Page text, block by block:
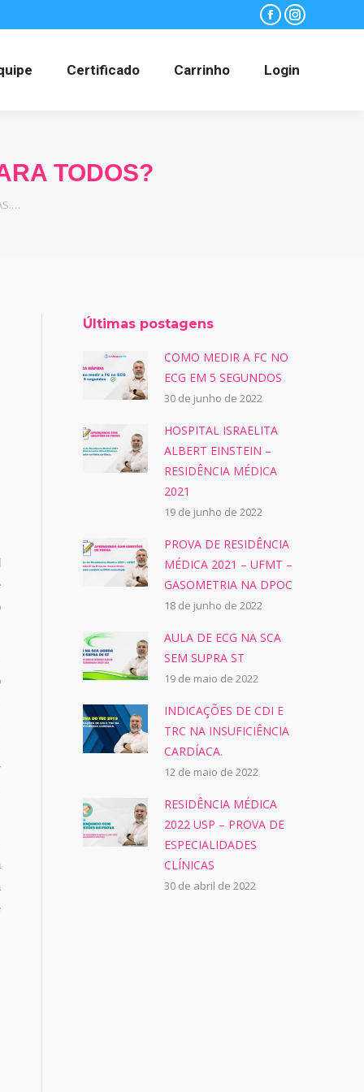
FacebookInstagram
Certificado Carrinho Login
TODOS?
Últimas postagens
COMO MEDIR A FC NO
ECG EM 5 SEGUNDOS
30 de junho de 2022
HOSPITAL ISRAELITA
ALBERT EINSTEIN –
RESIDÊNCIA MÉDICA
2021
19 de junho de 2022
PROVA DE RESIDÊNCIA
MÉDICA 2021 – UFMT –
GASOMETRIA NA DPOC
18 de junho de 2022
AULA DE ECG NA SCA
SEM SUPRA ST
19 de maio de 2022
INDICAÇÕES DE CDI E
TRC NA INSUFICIÊNCIA
CARDÍACA.
12 de maio de 2022
RESIDÊNCIA MÉDICA
2022 USP – PROVA DE
ESPECIALIDADES
CLÍNICAS
30 de abril de 2022